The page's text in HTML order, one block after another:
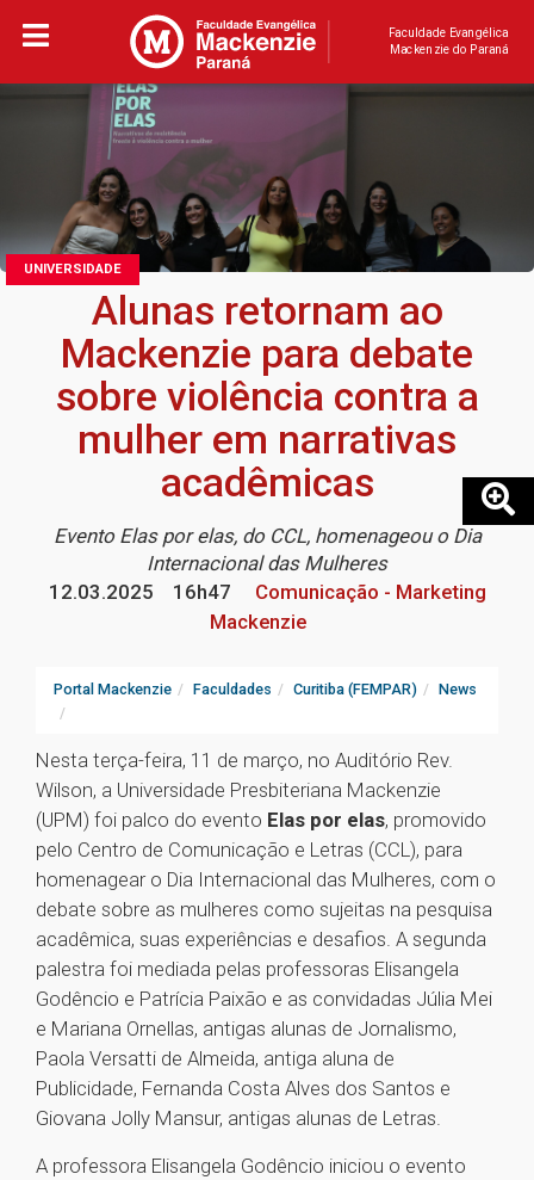
Faculdade Evangélica
Mackenzie do Paraná
UNIVERSIDADE
Alunas retornam ao
Mackenzie para debate
sobre violência contra a
mulher em narrativas
acadêmicas
Evento Elas por elas, do CCL, homenageou o Dia
Internacional das Mulheres
12.03.2025
16h47
Comunicação - Marketing
Mackenzie
Portal Mackenzie Faculdades Curitiba (FEMPAR) News
Nesta terça-feira, 11 de março, no Auditório Rev.
Wilson, a Universidade Presbiteriana Mackenzie
(UPM) foi palco do evento Elas por elas, promovido
pelo Centro de Comunicação e Letras (CCL), para
homenagear o Dia Internacional das Mulheres, com o
debate sobre as mulheres como sujeitas na pesquisa
acadêmica, suas experiências e desafios. A segunda
palestra foi mediada pelas professoras Elisangela
Godêncio e Patrícia Paixão e as convidadas Júlia Mei
e Mariana Ornellas, antigas alunas de Jornalismo,
Paola Versatti de Almeida, antiga aluna de
Publicidade, Fernanda Costa Alves dos Santos e
Giovana Jolly Mansur, antigas alunas de Letras.
A professora Elisangela Godêncio iniciou o evento